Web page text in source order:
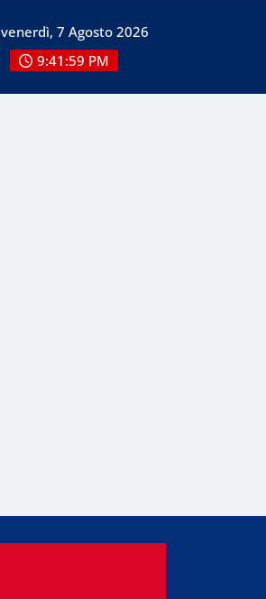
venerdì, 7 Agosto 2026
9:42:01 PM